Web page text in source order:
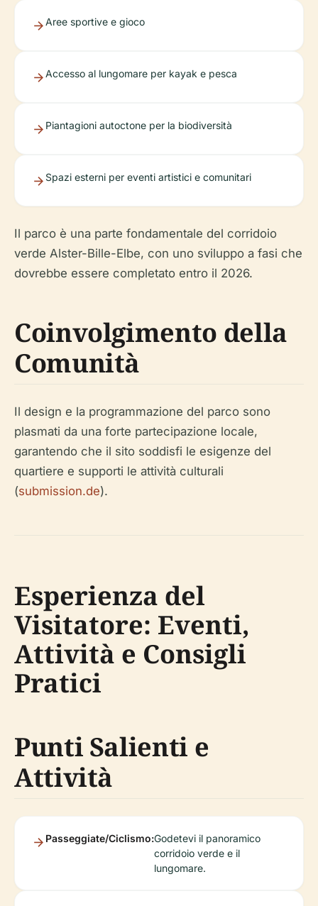
Aree sportive e gioco
Accesso al lungomare per kayak e pesca
Piantagioni autoctone per la biodiversità
Spazi esterni per eventi artistici e comunitari
Il parco è una parte fondamentale del corridoio
verde Alster-Bille-Elbe, con uno sviluppo a fasi che
dovrebbe essere completato entro il 2026.
Coinvolgimento della
Comunità
Il design e la programmazione del parco sono
plasmati da una forte partecipazione locale,
garantendo che il sito soddisfi le esigenze del
quartiere e supporti le attività culturali
(submission.de).
Esperienza del
Visitatore: Eventi,
Attività e Consigli
Pratici
Punti Salienti e
Attività
Passeggiate/Ciclismo:Godetevi il panoramico
corridoio verde e il
lungomare.